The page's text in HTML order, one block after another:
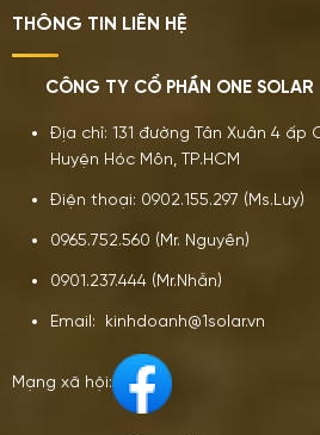
THÔNG TIN LIÊN HỆ
CÔNG TY CỔ PHẦN ONE SOLAR
Địa chỉ: 131 đường Tân Xuân 4 ấp
Huyện Hóc Môn, TP.HCM
Điện thoại: 0902.155.297 (Ms.Luy)
0965.752.560 (Mr. Nguyên)
0901.237.444 (Mr.Nhẫn)
Email: kinhdoanh@1solar.vn
Mạng xã hội: